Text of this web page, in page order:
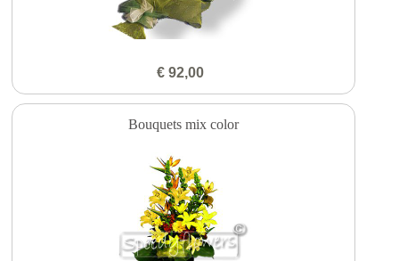
€ 92,00
Bouquets mix color